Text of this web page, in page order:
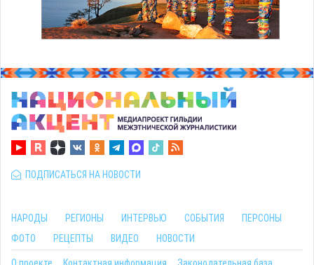
ПОДПИСАТЬСЯ НА НОВОСТИ
НАРОДЫ РЕГИОНЫ ИНТЕРВЬЮ СОБЫТИЯ
ПЕРСОНЫ
ФОТО
РЕЦЕПТЫ ВИДЕО НОВОСТИ